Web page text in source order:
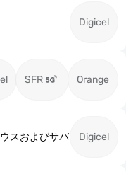
Digicel
SFR Orange
スおよびサバ Digicel